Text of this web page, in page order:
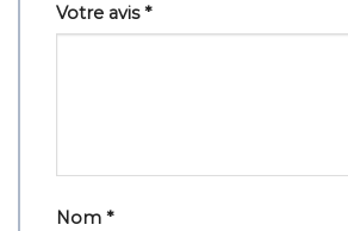
Votre avis*
Nom *